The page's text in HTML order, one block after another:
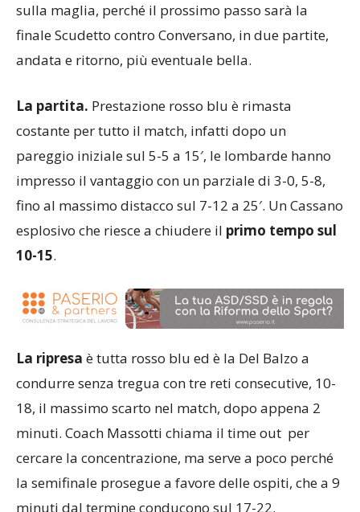
sulla maglia, perché il prossimo passo sarà la
finale Scudetto contro Conversano, in due partite,
andata e ritorno, più eventuale bella.
La partita. Prestazione rosso blu è rimasta
costante per tutto il match, infatti dopo un
pareggio iniziale sul 5-5 a 15′, le lombarde hanno
impresso il vantaggio con un parziale di 3-0, 5-8,
fino al massimo distacco sul 7-12 a 25′. Un Cassano
esplosivo che riesce a chiudere il primo tempo sul
10-15.
La ripresa è tutta rosso blu ed è la Del Balzo a
condurre senza tregua con tre reti consecutive, 10-
18, il massimo scarto nel match, dopo appena 2
minuti. Coach Massotti chiama il time out per
cercare la concentrazione, ma serve a poco perché
la semifinale prosegue a favore delle ospiti, che a 9
minuti dal termine conducono sul 17-22.